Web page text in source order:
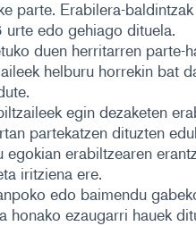
parte. Erabilera-
edo gehiago dituela.
duen herritarren parte-
helburu horrekin bat
egin dezaketen
partekatzen dituzten
erabiltzearen
iritziena ere.
edo baimendu
honako ezaugarri hauek